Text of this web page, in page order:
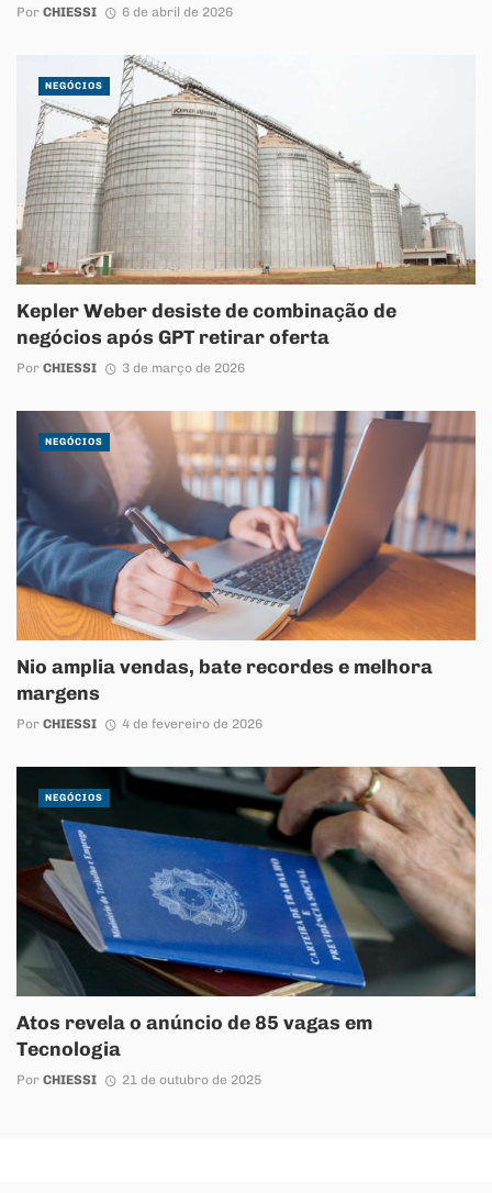
Por CHIESSI 6 de abril de 2026
Kepler Weber desiste de combinação de
negócios após GPT retirar oferta
Por CHIESSI 3 de março de 2026
NEGÓCIOS
Nio amplia vendas, bate recordes e melhora
margens
Por CHIESSI 4 de fevereiro de 2026
NEGÓCIOS
Atos revela o anúncio de 85 vagas em
Tecnologia
Por CHIESSI 21 de outubro de 2025
NEGÓCIOS